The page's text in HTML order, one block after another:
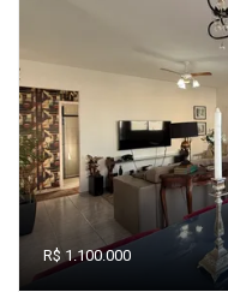
R$ 1.100.000